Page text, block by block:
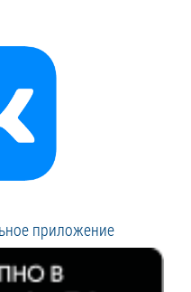
приложение